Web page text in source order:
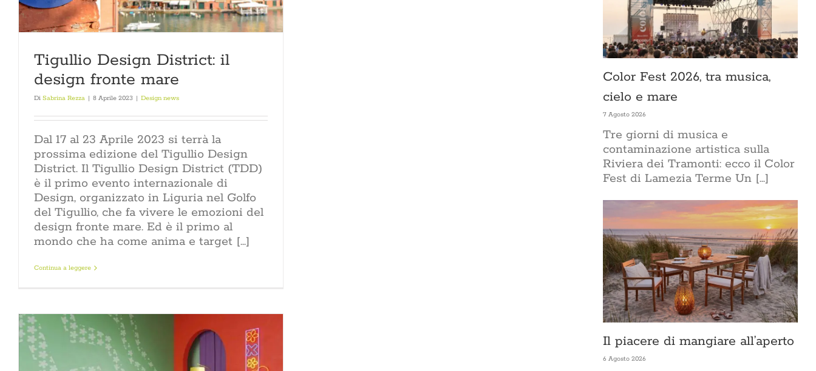
Tigullio Design District: il
design fronte mare
Di Sabrina Rezza | 8 Aprile 2023 | Design news
Dal 17 al 23 Aprile 2023 si terrà la
prossima edizione del Tigullio Design
District. Il Tigullio Design District (TDD)
è il primo evento internazionale di
Design, organizzato in Liguria nel Golfo
del Tigullio, che fa vivere le emozioni del
design fronte mare. Ed è il primo al
mondo che ha come anima e target [...]
Continua a leggere
Color Fest 2026, tra musica,
cielo e mare
7 Agosto 2026
Tre giorni di musica e
contaminazione artistica sulla
Riviera dei Tramonti: ecco il Color
Fest di Lamezia Terme Un [...]
Il piacere di mangiare all’aperto
6 Agosto 2026